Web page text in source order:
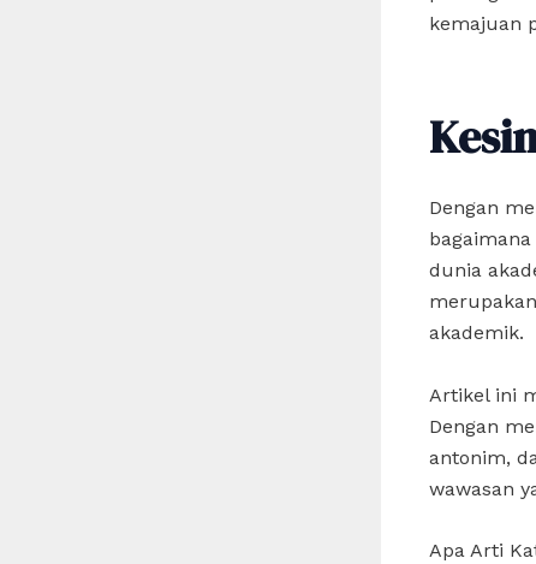
kemajuan
Dengan
dunia
akademik.
Artikel ini
Dengan
antonim,
wawasan
Apa Arti